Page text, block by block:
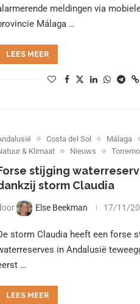
meldingen via
Málaga …
LEES MEER
Costa del Sol Málaga
& Klimaat
Nieuws
stijging
storm Claudia
Else Beekman 17/11/
storm Claudia heeft een forse
in Andalusië
…
LEES MEER